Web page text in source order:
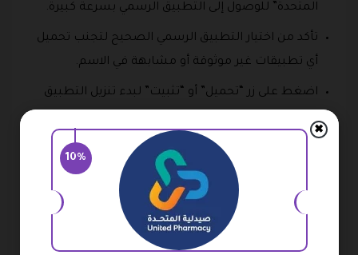
المتحدة” للوصول إلى التطبيق الرسمي بسرعة كبيرة.
تأكد من اختيار التطبيق الرسمي الصحيح لتجنب تحميل
أي تطبيقات غير موثوقة أو مشابهة في الاسم.
اضغط على زر “تحميل” أو “تثبيت” لبدء تنزيل التطبيق
انتظر حتى تكتمل عملية التحميل والتثبيت بشكل كامل
قبل فتح التطبيق واستخدامه لأول مرة بسهولة.
بعد تثبيت التطبيق، قم بفتحه وابدأ في إنشاء حساب
جديد أو تسجيل الدخول إلى حسابك الحالي مباشرة.
10%
✖